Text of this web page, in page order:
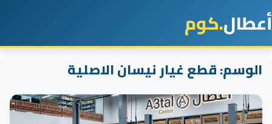
أعطال.كوم
الوسم:قطع غيار نيسان الاصلية